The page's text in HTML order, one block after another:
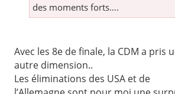
des moments forts….
Avec les 8e de finale, la CDM a pris
autre dimension..
Les éliminations des USA et de